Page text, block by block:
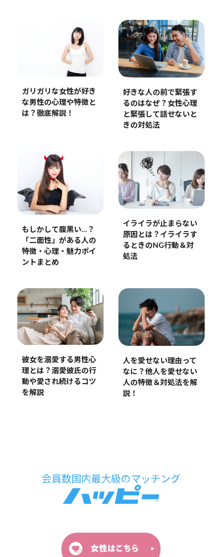
ガリガリな女性が好き
な男性の心理や特徴と
は？徹底解説！
好きな人の前で緊張す
るのはなぜ？女性心理
と緊張して話せないと
きの対処法
もしかして腹黒い…？
「二面性」がある人の
特徴・心理・魅力ポイ
ントまとめ
イライラが止まらない
原因とは？イライラす
るときのNG行動＆対
処法
彼女を溺愛する男性心
理とは？溺愛彼氏の行
動や愛され続けるコツ
を解説
人を愛せない理由って
なに？他人を愛せない
人の特徴＆対処法を解
説！